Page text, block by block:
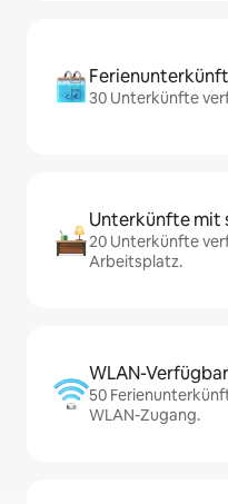
30 Unterkünfte
Unterkünfte mit
20 Unterkünfte
Arbeitsplatz.
WLAN-
50
WLAN-Zugang.